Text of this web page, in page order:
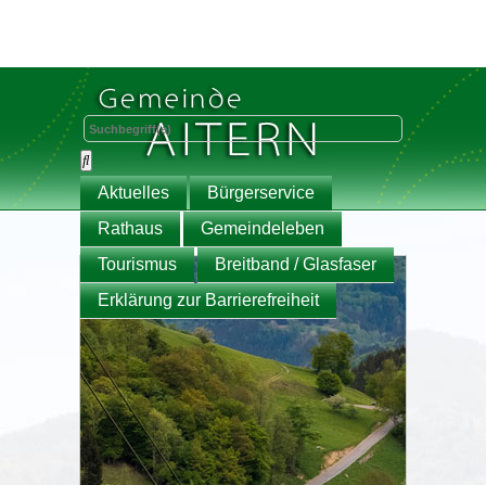
Aktuelles
Bürgerservice
Rathaus
Gemeindeleben
Tourismus
Breitband / Glasfaser
Erklärung zur Barrierefreiheit